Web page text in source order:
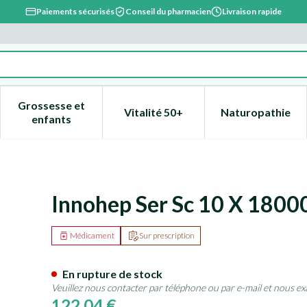
Paiements sécurisés Conseil du pharmacien Livraison rapide
Beauté, soins et hygiène
menu pour la catégorie Régime, alimentation &
Grossesse et
enfantsAfficher le sous-menu pour la catégorie
Vitalité 50+Afficher le sous-menu pour la
Naturopathie
Afficher
0,90mlInnohep Ser Sc 10 X
Sur prescription
Médicament
En rupture de stock
Veuillez nous contacter par téléphone ou par e-mail et nous